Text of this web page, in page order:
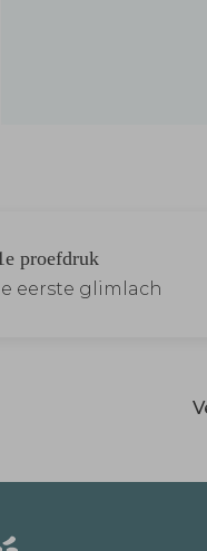
proefdruk
eerste glimlach